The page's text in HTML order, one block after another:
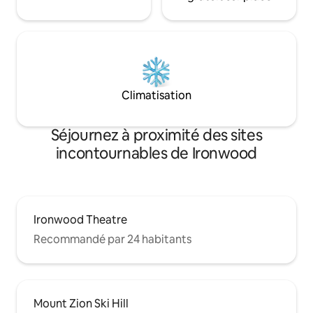
Climatisation
Séjournez à proximité des sites
incontournables de Ironwood
Ironwood Theatre
Recommandé par 24 habitants
Mount Zion Ski Hill